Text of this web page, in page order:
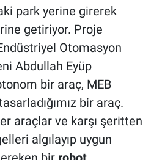
park yerine girerek
getiriyor. Proje
Otomasyon
Abdullah Eyüp
bir araç, MEB
bir araç.
araçlar ve karşı şeritten
algılayıp uygun